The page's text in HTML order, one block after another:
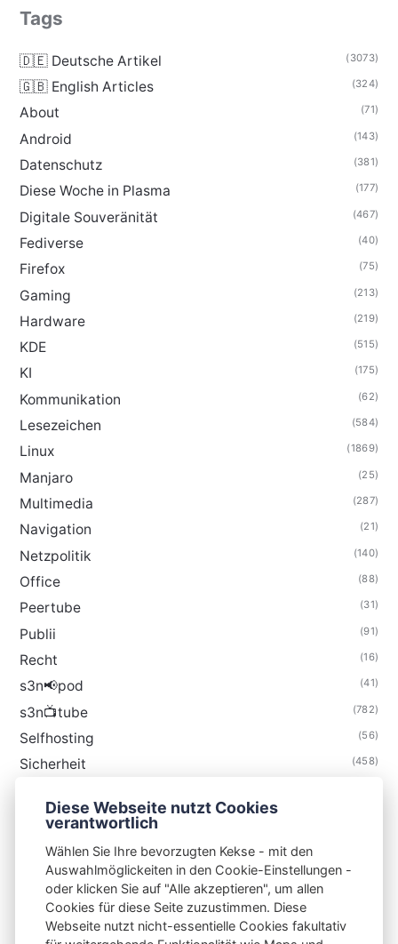
Tags
🇩🇪 Deutsche Artikel (3073)
🇬🇧 English Articles (324)
About (71)
Android (143)
Datenschutz (381)
Diese Woche in Plasma (177)
Digitale Souveränität (467)
Fediverse (40)
Firefox (75)
Gaming (213)
Hardware (219)
KDE (515)
KI (175)
Kommunikation (62)
Lesezeichen (584)
Linux (1869)
Manjaro (25)
Multimedia (287)
Navigation (21)
Netzpolitik (140)
Office (88)
Peertube (31)
Publii (91)
Recht (16)
s3n📢pod (41)
s3n📺tube (782)
Selfhosting (56)
Sicherheit (458)
Thunderbird
S3N🧩NET
Diese Webseite nutzt Cookies
verantwortlich
Wählen Sie Ihre bevorzugten Kekse - mit den
Auswahlmöglickeiten in den Cookie-Einstellungen -
oder klicken Sie auf "Alle akzeptieren", um allen
Cookies für diese Seite zuzustimmen. Diese
Webseite nutzt nicht-essentielle Cookies fakultativ